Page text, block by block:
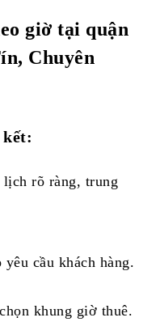
giờ tại quận
Chuyên
kết:
rõ ràng, trung
cầu khách hàng.
khung giờ thuê.